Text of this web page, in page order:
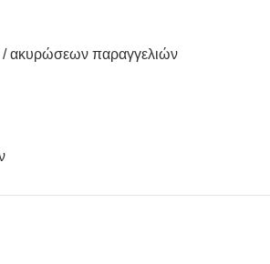
/ ακυρώσεων παραγγελιών